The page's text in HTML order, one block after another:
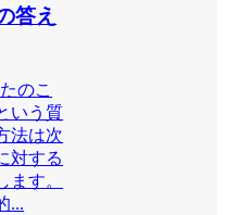
答え
のこ
いう質
法は次
対する
す。
...